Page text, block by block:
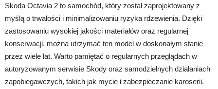
Skoda Octavia 2 to samochód, który został zaprojektowany z
myślą o trwałości i minimalizowaniu ryzyka rdzewienia. Dzięki
zastosowaniu wysokiej jakości materiałów oraz regularnej
konserwacji, można utrzymać ten model w doskonałym stanie
przez wiele lat. Warto pamiętać o regularnych przeglądach w
autoryzowanym serwisie Skody oraz samodzielnych działaniach
zapobiegawczych, takich jak mycie i zabezpieczanie karoserii.